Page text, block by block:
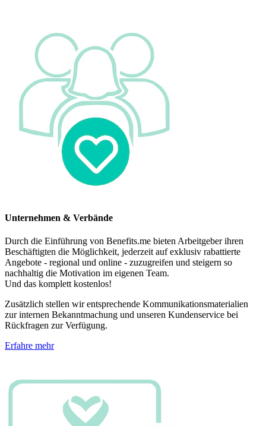
Unternehmen & Verbände
Durch die Einführung von Benefits.me bieten Arbeitgeber ihren
Beschäftigten die Möglichkeit, jederzeit auf exklusiv rabattierte
Angebote - regional und online - zuzugreifen und steigern so
nachhaltig die Motivation im eigenen Team.
Und das komplett kostenlos!
Zusätzlich stellen wir entsprechende Kommunikationsmaterialien
zur internen Bekanntmachung und unseren Kundenservice bei
Rückfragen zur Verfügung.
Erfahre mehr